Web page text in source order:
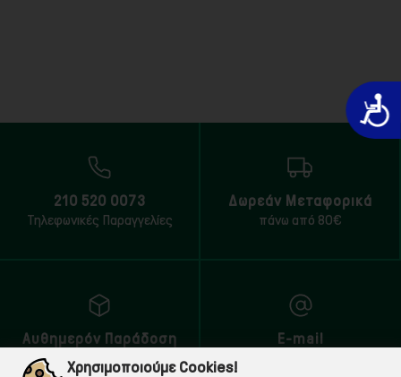
210 520 0073
Τηλεφωνικές Παραγγελίες
Δωρεάν Μεταφορικά
πάνω από 80€
Αυθημερόν Παράδοση
εντός Αττικής
E-mail
Χρησιμοποιούμε Cookies!